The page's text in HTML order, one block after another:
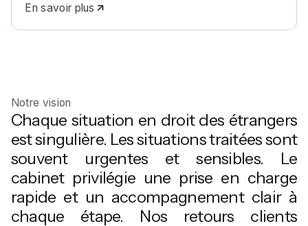
En savoir plus
Notre vision
Chaque situation en droit des étrangers
est singulière. Les situations traitées sont
souvent urgentes et sensibles. Le
cabinet privilégie une prise en charge
rapide et un accompagnement clair à
chaque étape. Nos retours clients